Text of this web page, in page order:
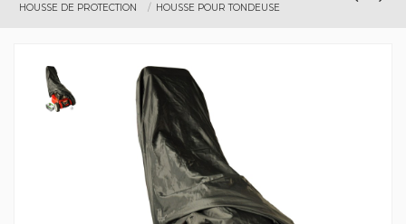
HOUSSE DE PROTECTION
HOUSSE POUR TONDEUSE